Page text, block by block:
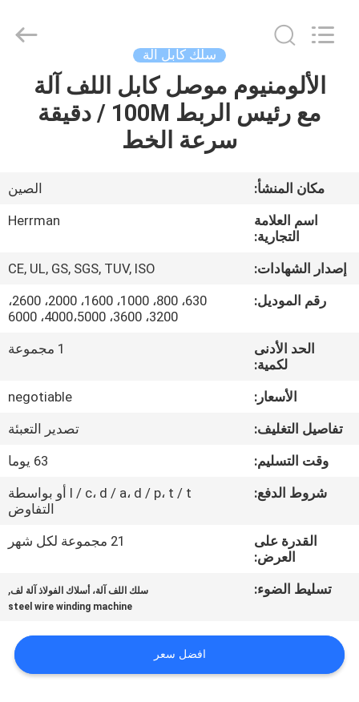
مسكن
معلومات
جولة
الجودة
اتصل
أخبار
اطلب
خريطة
الموقع
Machinery
Co.,ltd.
سلك كابل آلة
الألومنيوم موصل كابل اللف آلة
مع رئيس الربط 100M / دقيقة
سرعة الخط
مكان المنشأ:
الصين
اسم العلامة
التجارية:
Herrman
إصدار الشهادات:
CE, UL, GS, SGS, TUV, ISO
رقم الموديل:
630، 800، 1000، 1600، 2000، 2600،
3200، 3600، 4000،5000، 6000
الحد الأدنى
لكمية:
1 مجموعة
الأسعار:
negotiable
تفاصيل التغليف:
تصدير التعبئة
وقت التسليم:
63 يوما
شروط الدفع:
l / c، d / a، d / p، t / t أو بواسطة
التفاوض
القدرة على
العرض:
21 مجموعة لكل شهر
تسليط الضوء: سلك اللف آلة، أسلاك الفولاذ آلة لف,
steel wire winding machine
افضل سعر